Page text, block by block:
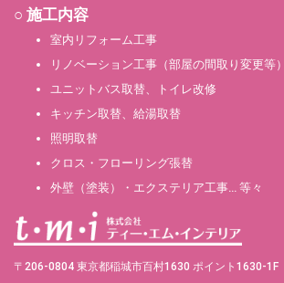
○ 施工内容
室内リフォーム工事
リノベーション工事（部屋の間取り変更等）
ユニットバス取替、トイレ改修
キッチン取替、給湯取替
照明取替
クロス・フローリング張替
外壁（塗装）・エクステリア工事… 等々
〒206-0804 東京都稲城市百村1630 ポイント1630-1F